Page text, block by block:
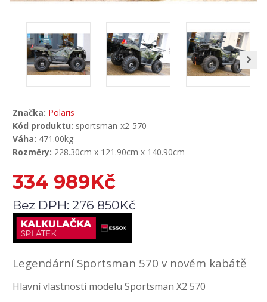
Značka: Polaris
Kód produktu: sportsman-x2-570
Váha: 471.00kg
Rozměry: 228.30cm x 121.90cm x 140.90cm
334 989Kč
Bez DPH: 276 850Kč
Legendární Sportsman 570 v novém kabátě
Hlavní vlastnosti modelu Sportsman X2 570